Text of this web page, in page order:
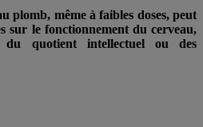
plomb, même à faibles doses, peut
sur le fonctionnement du cerveau,
du quotient intellectuel ou des